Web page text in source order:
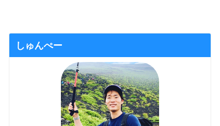
しゅんぺー